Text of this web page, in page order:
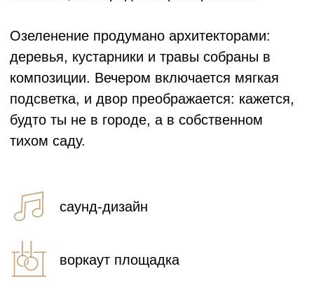
Вариант для тех, кто хочет сразу заехать в
квартиру и жить. Просто расставляете
натяжные. Ванная оборудована:
установлены ванна, раковина, унитаз,
— межкомнатные двери и аккуратные
плинтусы. Ничего лишнего — все чисто и
аккуратно. Отделку от застройщика можно